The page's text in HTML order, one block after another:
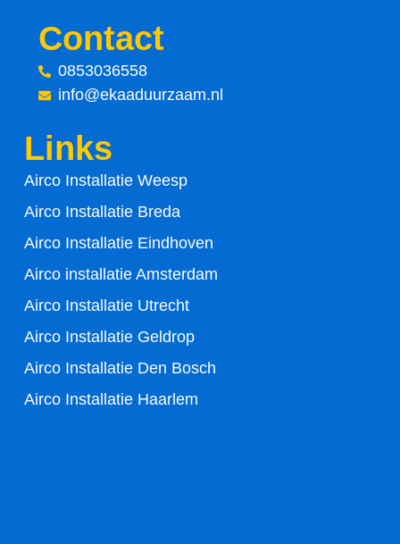
c
e
b
o
k
-
f
Contact
0853036558
info@ekaaduurzaam.nl
Links
Airco Installatie Weesp
Airco Installatie Breda
Airco Installatie Eindhoven
Airco installatie Amsterdam
Airco Installatie Utrecht
Airco Installatie Geldrop
Airco Installatie Den Bosch
Airco Installatie Haarlem